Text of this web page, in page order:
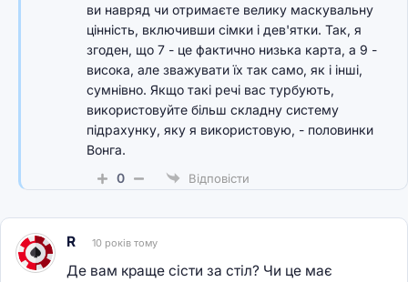
ви навряд чи отримаєте велику маскувальну
цінність, включивши сімки і дев'ятки. Так, я
згоден, що 7 - це фактично низька карта, а 9 -
висока, але зважувати їх так само, як і інші,
сумнівно. Якщо такі речі вас турбують,
використовуйте більш складну систему
підрахунку, яку я використовую, - половинки
Вонга.
0
Відповісти
R 10 років тому
Де вам краще сісти за стіл? Чи це має